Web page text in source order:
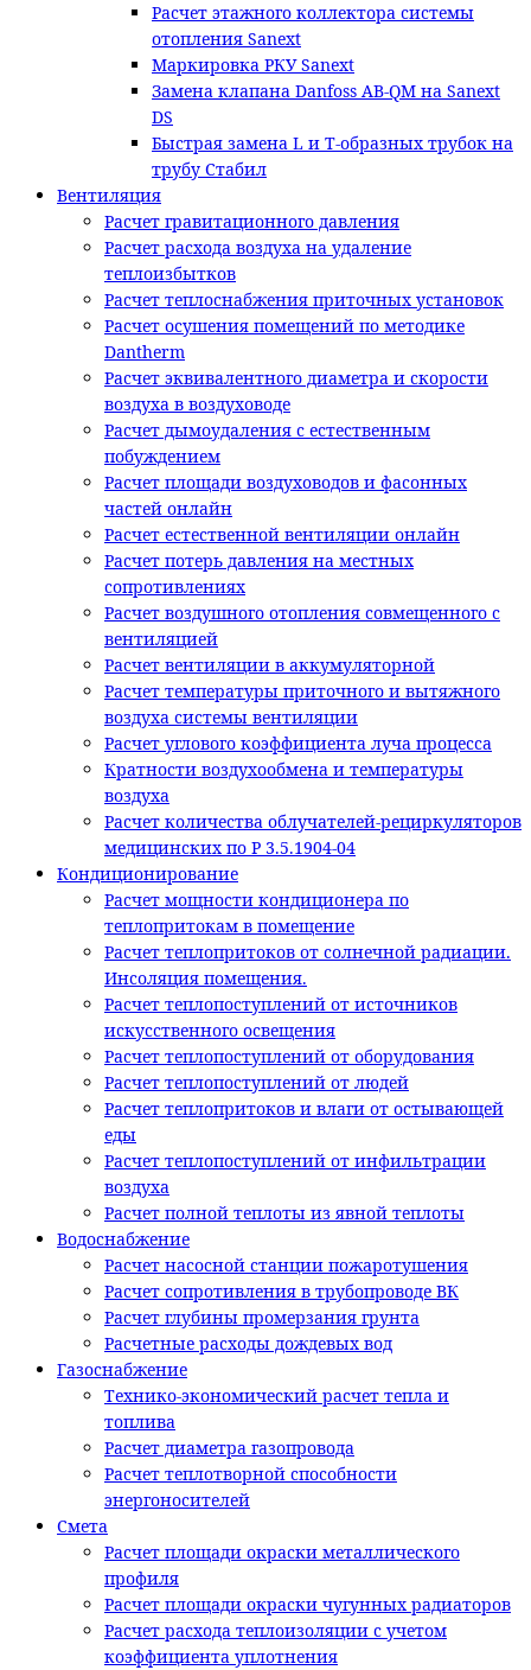
Расчет этажного коллектора системы
отопления Sanext
Маркировка РКУ Sanext
Замена клапана Danfoss AB-QM на Sanext
DS
Быстрая замена L и T-образных трубок на
трубу Стабил
Вентиляция
Расчет гравитационного давления
Расчет расхода воздуха на удаление
теплоизбытков
Расчет теплоснабжения приточных установок
Расчет осушения помещений по методике
Dantherm
Расчет эквивалентного диаметра и скорости
воздуха в воздуховоде
Расчет дымоудаления с естественным
побуждением
Расчет площади воздуховодов и фасонных
частей онлайн
Расчет естественной вентиляции онлайн
Расчет потерь давления на местных
сопротивлениях
Расчет воздушного отопления совмещенного с
вентиляцией
Расчет вентиляции в аккумуляторной
Расчет температуры приточного и вытяжного
воздуха системы вентиляции
Расчет углового коэффициента луча процесса
Кратности воздухообмена и температуры
воздуха
Расчет количества облучателей-рециркуляторов
медицинских по Р 3.5.1904-04
Кондиционирование
Расчет мощности кондиционера по
теплопритокам в помещение
Расчет теплопритоков от солнечной радиации.
Инсоляция помещения.
Расчет теплопоступлений от источников
искусственного освещения
Расчет теплопоступлений от оборудования
Расчет теплопоступлений от людей
Расчет теплопритоков и влаги от остывающей
еды
Расчет теплопоступлений от инфильтрации
воздуха
Расчет полной теплоты из явной теплоты
Водоснабжение
Расчет насосной станции пожаротушения
Расчет сопротивления в трубопроводе ВК
Расчет глубины промерзания грунта
Расчетные расходы дождевых вод
Газоснабжение
Технико-экономический расчет тепла и
топлива
Расчет диаметра газопровода
Расчет теплотворной способности
энергоносителей
Смета
Расчет площади окраски металлического
профиля
Расчет площади окраски чугунных радиаторов
Расчет расхода теплоизоляции с учетом
коэффициента уплотнения